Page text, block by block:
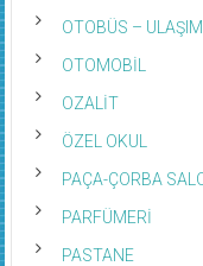
OTOBÜS – ULAŞIM
OTOMOBİL
OZALİT
ÖZEL OKUL
PAÇA-ÇORBA
PARFÜMERİ
PASTANE